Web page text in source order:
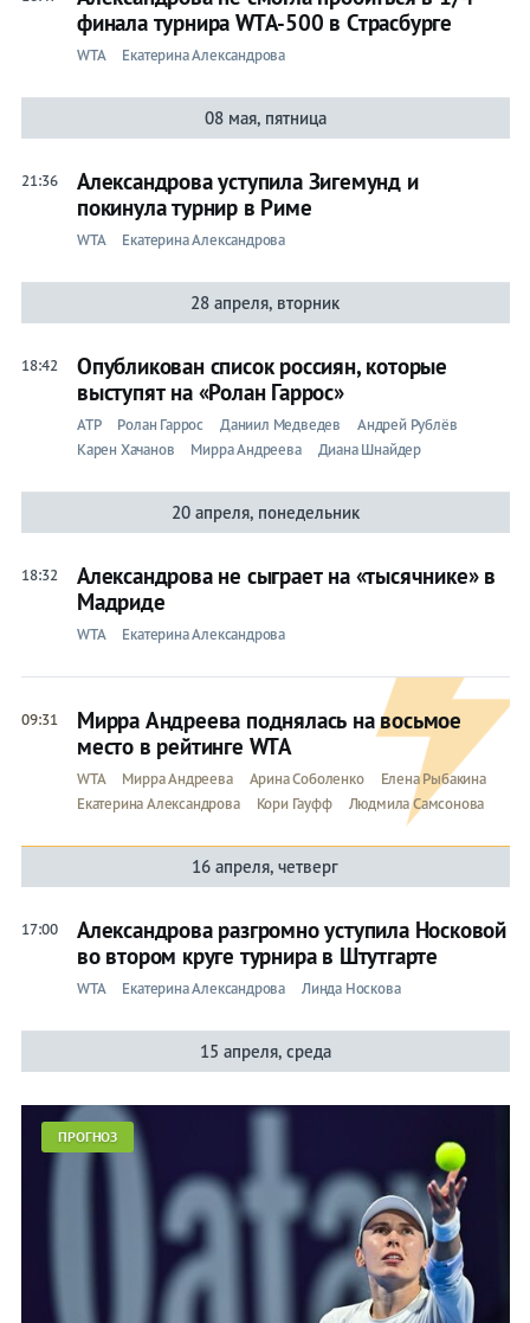
финала турнира WTA-500 в Страсбурге
WTA Екатерина Александрова
08 мая, пятница
21:36
Александрова уступила Зигемунд и
покинула турнир в Риме
WTA Екатерина Александрова
28 апреля, вторник
18:42
Опубликован список россиян, которые
выступят на «Ролан Гаррос»
ATP Ролан Гаррос Даниил Медведев
Андрей Рублёв
Карен Хачанов
Мирра Андреева Диана Шнайдер
20 апреля, понедельник
18:32
Александрова не сыграет на «тысячнике» в
Мадриде
WTA Екатерина Александрова
09:31
Мирра Андреева поднялась на восьмое
место в рейтинге WTA
WTA Мирра Андреева Арина Соболенко
Елена Рыбакина
Екатерина Александрова
Кори Гауфф Людмила Самсонова
16 апреля, четверг
17:00
Александрова разгромно уступила Носковой
во втором круге турнира в Штутгарте
WTA Екатерина Александрова Линда Носкова
15 апреля, среда
ПРОГНОЗ